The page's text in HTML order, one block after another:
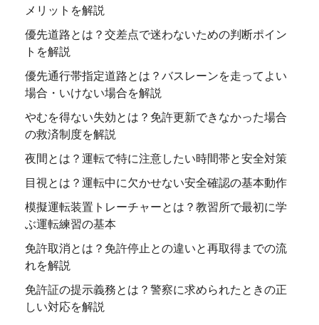
メリットを解説
優先道路とは？交差点で迷わないための判断ポイン
トを解説
優先通行帯指定道路とは？バスレーンを走ってよい
場合・いけない場合を解説
やむを得ない失効とは？免許更新できなかった場合
の救済制度を解説
夜間とは？運転で特に注意したい時間帯と安全対策
目視とは？運転中に欠かせない安全確認の基本動作
模擬運転装置トレーチャーとは？教習所で最初に学
ぶ運転練習の基本
免許取消とは？免許停止との違いと再取得までの流
れを解説
免許証の提示義務とは？警察に求められたときの正
しい対応を解説